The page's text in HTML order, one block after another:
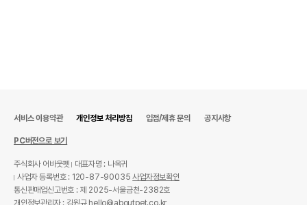
서비스 이용약관 개인정보 처리방침 입점/제휴 문의 공지사항
PC버전으로 보기
주식회사 어바웃펫
대표자명 : 나옥귀
사업자 등록번호 : 120-87-90035사업자정보확인
통신판매업신고번호 : 제 2025-서울금천-2382호
개인정보관리자 : 김원규 hello@aboutpet.co.kr